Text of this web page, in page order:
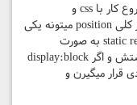
CSS Positions یکی از پارامترهای مهم برای شروع کار با css و
پیاده‌سازی layout وب سایت هستش. به طور کلی position میتونه یکی
از موارد زیر باشه: static relative absolute fixed static به صورت
پیش‌فرض position تگ‌ها به صورت static هستش و اگر display:block
قرار میگیرن و